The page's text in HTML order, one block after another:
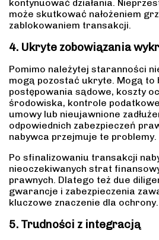
kontynuować działania.
może skutkować nałożeniem
zablokowaniem transakcji.
4. Ukryte zobowiązania
Pomimo należytej staranności
mogą pozostać ukryte. Mogą to
postępowania sądowe, koszty
środowiska, kontrole
umowy lub nieujawnione
odpowiednich zabezpieczeń
nabywca przejmuje te problemy.
Po sfinalizowaniu transakcji
nieoczekiwanych strat
prawnych. Dlatego też due
gwarancje i zabezpieczenia
kluczowe znaczenie dla ochrony.
5. Trudności z integracją